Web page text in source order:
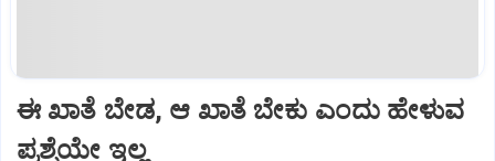
ಈ ಖಾತೆ ಬೇಡ, ಆ ಖಾತೆ ಬೇಕು ಎಂದು ಹೇಳುವ
ಪ್ರಶ್ನೆಯೇ ಇಲ್ಲ